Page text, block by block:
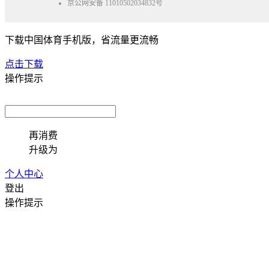
京公网安备 11010502034832号
下载中国体育手机版，省流量更流畅
点击下载
操作提示
再消费
升级为
个人中心
登出
操作提示